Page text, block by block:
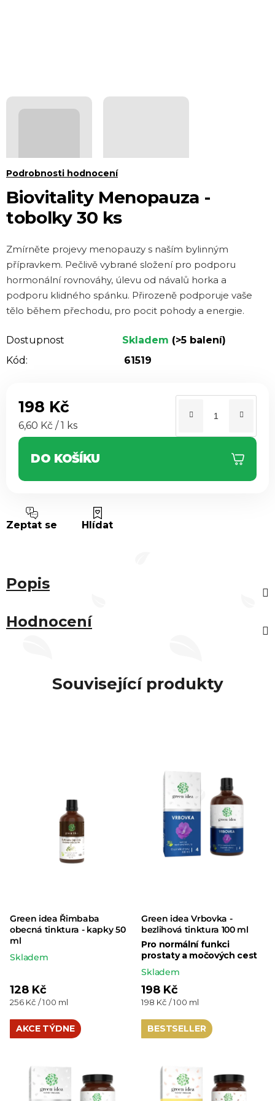
Biovitality Menopauza -
tobolky 30 ks
Průměrné
hodnocení
produktu
je
z 5
hvězdiček.
Podrobnosti hodnocení
Zmírněte projevy menopauzy s naším bylinným
přípravkem. Pečlivě vybrané složení pro podporu
hormonální rovnováhy, úlevu od návalů horka a
podporu klidného spánku. Přirozeně podporuje vaše
tělo během přechodu, pro pocit pohody a energie.
Dostupnost Skladem (>5 balení)
Kód:
61519
198 Kč
Měrná cena:
6,60 Kč / 1 ks
DO KOŠÍKU
Zeptat se Hlídat
Popis
Hodnocení
Související produkty
Green idea Řimbaba
obecná tinktura - kapky 50
ml
Skladem
128 Kč
Měrná
256 Kč / 100 ml
Green idea Vrbovka -
bezlihová tinktura 100 ml
Pro normální funkci
prostaty a močových cest
Skladem
198 Kč
Měrná
198 Kč / 100 ml
AKCE TÝDNE BESTSELLER